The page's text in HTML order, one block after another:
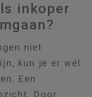
inkoper
niet
kun je er wél
Een
Door